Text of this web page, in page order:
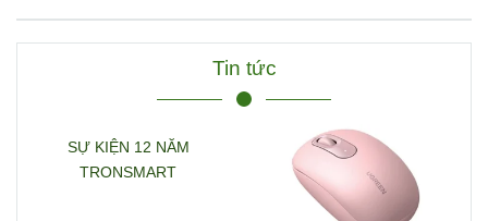
Tin tức
SỰ KIỆN 12 NĂM
TRONSMART